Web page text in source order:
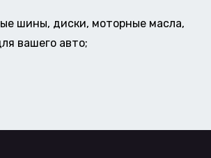
шины, диски, моторные масла,
вашего авто;